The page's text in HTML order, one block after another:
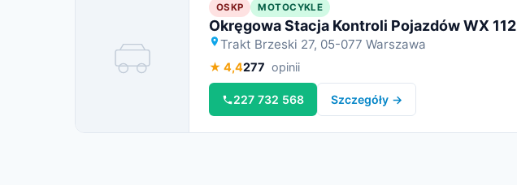
Miniatura
OSKP MOTOCYKLE
Okręgowa Stacja Kontroli Pojazdów WX 112
Trakt Brzeski 27, 05-077 Warszawa
★ 4,4277 opinii
227 732 568 Szczegóły →